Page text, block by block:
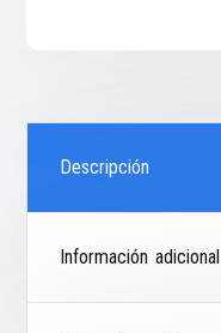
Descripción
Información adicional